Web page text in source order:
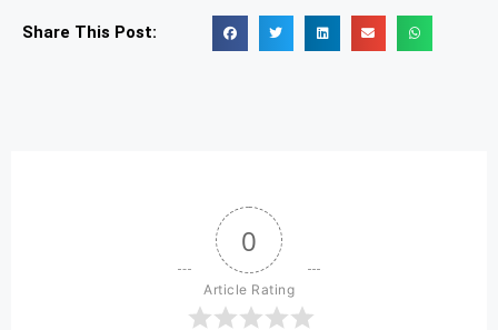
Share This Post:
0
Article Rating